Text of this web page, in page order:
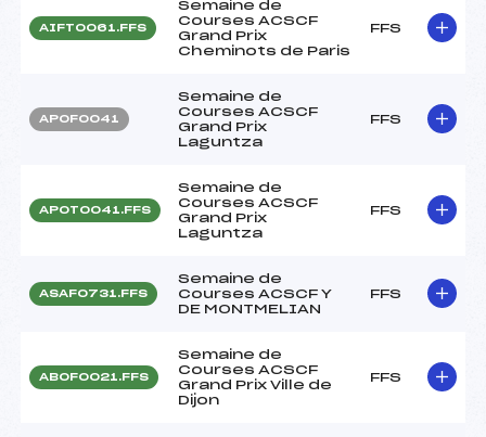
AIFT0061.FFS
Semaine de
Courses ACSCF
Grand Prix
Cheminots de Paris
FFS
APOF0041
Semaine de
Courses ACSCF
Grand Prix
Laguntza
FFS
APOT0041.FFS
Semaine de
Courses ACSCF
Grand Prix
Laguntza
FFS
ASAF0731.FFS
Semaine de
Courses ACSCF Y
DE MONTMELIAN
FFS
ABOF0021.FFS
Semaine de
Courses ACSCF
Grand Prix Ville de
Dijon
FFS